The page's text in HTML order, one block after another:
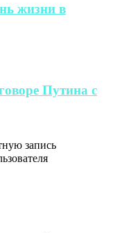
жизни в
Путина с
запись